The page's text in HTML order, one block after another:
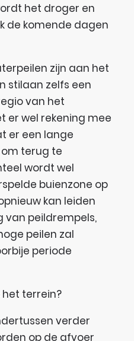
het droger en
de komende dagen
zijn aan het
stilaan zelfs een
van het
er wel rekening mee
er een lange
terug te
wordt wel
buienzone op
kan leiden
van peildrempels,
peilen zal
periode
terrein?
verder
op de afvoer